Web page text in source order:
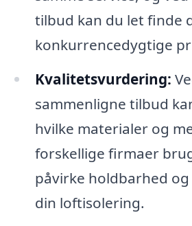
tilbud kan du let finde
konkurrencedygtige
Kvalitetsvurdering:
sammenligne tilbud
hvilke materialer og
forskellige firmaer
påvirke holdbarhed
din loftisolering.